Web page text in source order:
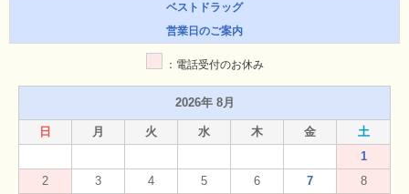
ベストドラッグ
営業日のご案内
：電話受付のお休み
2026年 8月
日 月 火 水 木 金
土
1
2
3 4 5 6 7
8